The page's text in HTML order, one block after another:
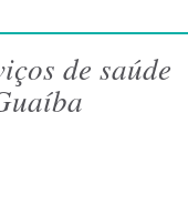
de saúde